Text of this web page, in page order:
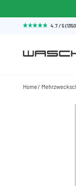
4.7 / 5
Home